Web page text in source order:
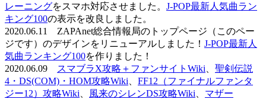
レーニングをスマホ対応させました。 J-POP最新人気曲ラン
キング100の表示を改良しました。
2020.06.11 ZAPAnet総合情報局のトップページ（このペー
ジです）のデザインをリニューアルしました！ J-POP最新人
気曲ランキング100を作りました！
2020.06.09
スマブラX攻略＋ファンサイトWiki
聖剣伝説
4・DS(COM)・HOM攻略Wiki
FF12（ファイナルファンタ
ジー12）攻略Wiki
風来のシレンDS攻略Wiki
マザー